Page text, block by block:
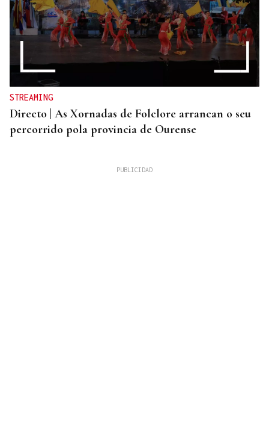
STREAMING
Directo | As Xornadas de Folclore arrancan o seu
percorrido pola provincia de Ourense